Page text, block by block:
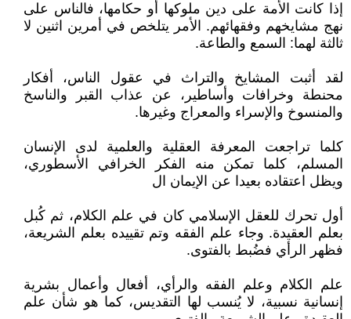
إذا كانت الأمة على دين ملوكها أو حكامها، فالناس على
نهج مشايخهم وفقهائهم. الأمر يتلخص في أمرين اثنين لا
ثالثة لهما: السمع والطاعة.
لقد أثبت المشايخ والتراث في عقول الناس، أفكار
محنطة وخرافات وأساطير، عن عذاب القبر والناسخ
والمنسوخ والإسراء والمعراج وغيرها.
كلما تراجعت المعرفة العقلية والعلمية لدى الإنسان
المسلم، كلما تمكن منه الفكر الخرافي الأسطوري،
ويظل اعتقاده بعيدا عن الإيمان ال
أول تحرك للعقل الإسلامي كان في علم الكلام، ثم كُبل
بعلم العقيدة. وجاء علم الفقه وتم تقييده بعلم الشريعة،
فظهر الرأي فضُبط بالفتوى.
علم الكلام وعلم الفقه والرأي، أفعال وأعمال بشرية
إنسانية نسبية، لا يُنسب لها التقديس، كما هو شأن علم